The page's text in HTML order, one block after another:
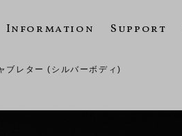
Information Support
レター (シルバーボディ)